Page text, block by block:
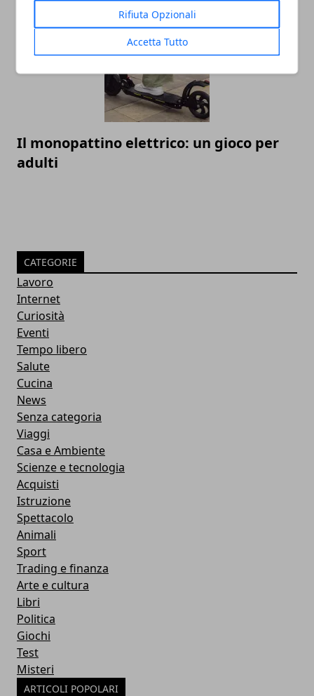
Rifiuta Opzionali
Accetta Tutto
Il monopattino elettrico: un gioco per
adulti
CATEGORIE
Lavoro
Internet
Curiosità
Eventi
Tempo libero
Salute
Cucina
News
Senza categoria
Viaggi
Casa e Ambiente
Scienze e tecnologia
Acquisti
Istruzione
Spettacolo
Animali
Sport
Trading e finanza
Arte e cultura
Libri
Politica
Giochi
Test
Misteri
ARTICOLI POPOLARI